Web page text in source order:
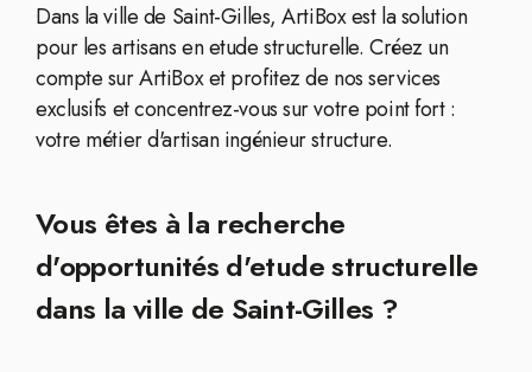
Dans la ville de Saint-Gilles, ArtiBox est la solution
pour les artisans en etude structurelle. Créez un
compte sur ArtiBox et profitez de nos services
exclusifs et concentrez-vous sur votre point fort :
votre métier d'artisan ingénieur structure.
Vous êtes à la recherche
d'opportunités d'etude structurelle
dans la ville de Saint-Gilles ?